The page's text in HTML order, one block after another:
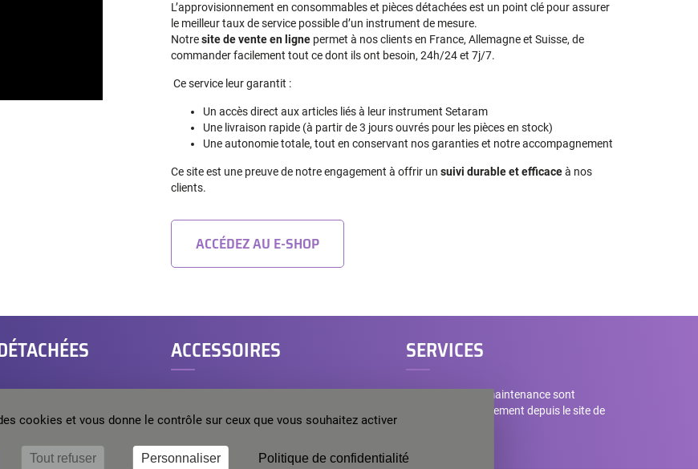
L’approvisionnement en consommables et pièces détachées est un point clé pour assurer
le meilleur taux de service possible d’un instrument de mesure.
Notresite de vente en ligne permet à nos clients en France, Allemagne et Suisse, de
commander facilement tout ce dont ils ont besoin, 24h/24 et 7j/7.
Ce service leur garantit :
Un accès direct aux articles liés à leur instrument Setaram
Une livraison rapide (à partir de 3 jours ouvrés pour les pièces en stock)
Une autonomie totale, tout en conservant nos garanties et notre accompagnement
Ce site est une preuve de notre engagement à offrir un suivi durable et efficaceà nos
clients.
ACCÉDEZ AU E-SHOP
nos appareils.
ACCESSOIRES SERVICES
Les contrats de maintenance sont
accessibles directement depuis le site de
cookies et vous donne le contrôle sur ceux que vous souhaitez activer
Tout refuser Personnaliser Politique de confidentialité